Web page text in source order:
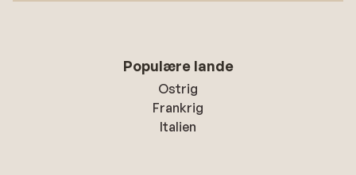
Populære lande
Ostrig
Frankrig
Italien